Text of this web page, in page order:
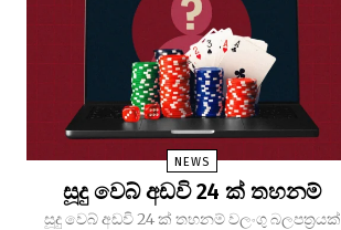
NEWS
සූදු වෙබ් අඩවි 24 ක් තහනම්
සූදු වෙබ් අඩවි 24 ක් තහනම් වලංගු බලපත්‍රයක්